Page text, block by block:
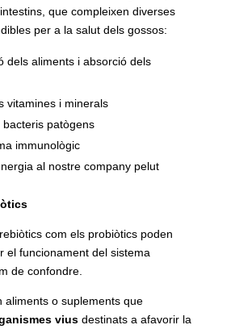
que compleixen diverses
per a la salut dels gossos:
dels aliments i absorció dels
vitamines i minerals
patògens
immunològic
al nostre company pelut
com els probiòtics poden
el funcionament del sistema
de confondre.
aliments o suplements que
viusdestinats a afavorir la